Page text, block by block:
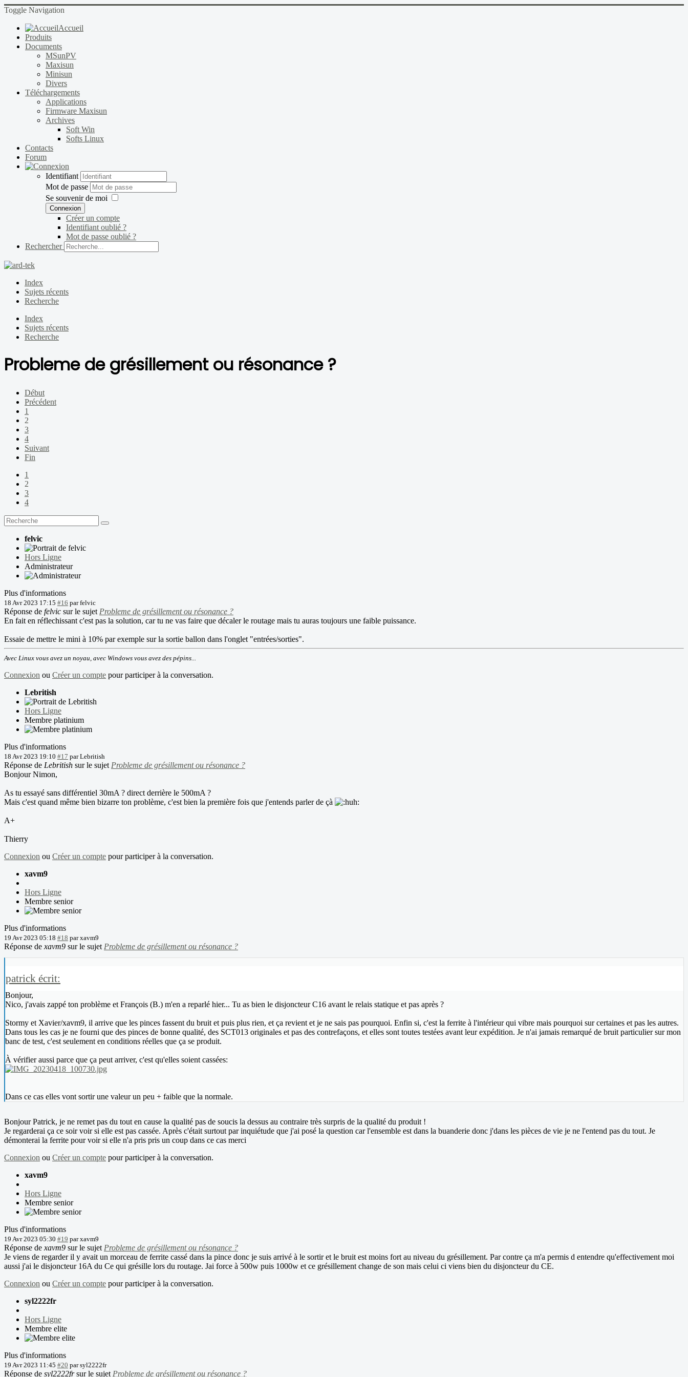
Toggle Navigation
Accueil
Produits
Documents
MSunPV
Maxisun
Minisun
Divers
Téléchargements
Applications
Firmware Maxisun
Archives
Soft Win
Softs Linux
Contacts
Forum
Identifiant
Mot de passe
Se souvenir de moi
Connexion
Créer un compte
Identifiant oublié ?
Mot de passe oublié ?
Rechercher
Index
Sujets récents
Recherche
Index
Sujets récents
Recherche
Probleme de grésillement ou résonance ?
Début
Précédent
1
2
3
4
Suivant
Fin
1
2
3
4
felvic
Hors Ligne
Administrateur
Plus d'informations
18 Avr 2023 17:15 #16 parfelvic
Réponse de felvic sur le sujet Probleme de grésillement ou résonance ?
En fait en réflechissant c'est pas la solution, car tu ne vas faire que décaler le routage mais tu auras toujours une faible puissance.
Essaie de mettre le mini à 10% par exemple sur la sortie ballon dans l'onglet "entrées/sorties".
Avec Linux vous avez un noyau, avec Windows vous avez des pépins...
Connexion ou Créer un compte pour participer à la conversation.
Lebritish
Hors Ligne
Membre platinium
Plus d'informations
18 Avr 2023 19:10 #17 parLebritish
Réponse de Lebritish sur le sujet Probleme de grésillement ou résonance ?
Bonjour Nimon,
As tu essayé sans différentiel 30mA ? direct derrière le 500mA ?
Mais c'est quand même bien bizarre ton problème, c'est bien la première fois que j'entends parler de çà
A+
Thierry
Connexion ou Créer un compte pour participer à la conversation.
xavm9
Hors Ligne
Membre senior
Plus d'informations
19 Avr 2023 05:18 #18 parxavm9
Réponse de xavm9 sur le sujet Probleme de grésillement ou résonance ?
patrick écrit:
Bonjour,
Nico, j'avais zappé ton problème et François (B.) m'en a reparlé hier... Tu as bien le disjoncteur C16 avant le relais statique et pas après ?
Stormy et Xavier/xavm9, il arrive que les pinces fassent du bruit et puis plus rien, et ça revient et je ne sais pas pourquoi. Enfin si, c'est la ferrite à l'intérieur qui vibre mais pourquoi sur certaines et pas les autres.
Dans tous les cas je ne fourni que des pinces de bonne qualité, des SCT013 originales et pas des contrefaçons, et elles sont toutes testées avant leur expédition. Je n'ai jamais remarqué de bruit particulier sur mon
banc de test, c'est seulement en conditions réelles que ça se produit.
À vérifier aussi parce que ça peut arriver, c'est qu'elles soient cassées:
Dans ce cas elles vont sortir une valeur un peu + faible que la normale.
Bonjour Patrick, je ne remet pas du tout en cause la qualité pas de soucis la dessus au contraire très surpris de la qualité du produit !
Je regarderai ça ce soir voir si elle est pas cassée. Après c'était surtout par inquiétude que j'ai posé la question car l'ensemble est dans la buanderie donc j'dans les pièces de vie je ne l'entend pas du tout. Je
démonterai la ferrite pour voir si elle n'a pris pris un coup dans ce cas merci
Connexion ou Créer un compte pour participer à la conversation.
xavm9
Hors Ligne
Membre senior
Plus d'informations
19 Avr 2023 05:30 #19 parxavm9
Réponse de xavm9 sur le sujet Probleme de grésillement ou résonance ?
Je viens de regarder il y avait un morceau de ferrite cassé dans la pince donc je suis arrivé à le sortir et le bruit est moins fort au niveau du grésillement. Par contre ça m'a permis d entendre qu'effectivement moi
aussi j'ai le disjoncteur 16A du Ce qui grésille lors du routage. Jai force à 500w puis 1000w et ce grésillement change de son mais celui ci viens bien du disjoncteur du CE.
Connexion ou Créer un compte pour participer à la conversation.
syl2222fr
Hors Ligne
Membre elite
Plus d'informations
19 Avr 2023 11:45 #20 parsyl2222fr
Réponse de syl2222frsur le sujet Probleme de grésillement ou résonance ?